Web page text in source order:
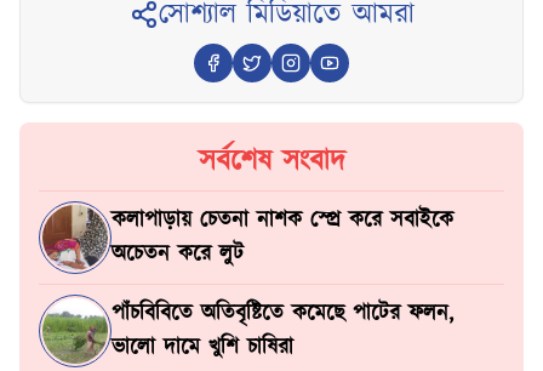
সোশ্যাল মিডিয়াতে আমরা
সর্বশেষ সংবাদ
কলাপাড়ায় চেতনা নাশক স্প্রে করে সবাইকে
অচেতন করে লুট
পাঁচবিবিতে অতিবৃষ্টিতে কমেছে পাটের ফলন,
ভালো দামে খুশি চাষিরা